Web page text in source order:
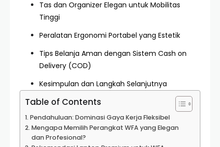
Tas dan Organizer Elegan untuk Mobilitas
Tinggi
Peralatan Ergonomi Portabel yang Estetik
Tips Belanja Aman dengan Sistem Cash on
Delivery (COD)
Kesimpulan dan Langkah Selanjutnya
Table of Contents
Pendahuluan: Dominasi Gaya Kerja Fleksibel
Mengapa Memilih Perangkat WFA yang Elegan
dan Profesional?